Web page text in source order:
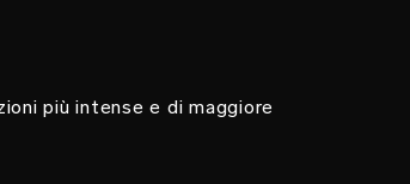
più intense e di maggiore